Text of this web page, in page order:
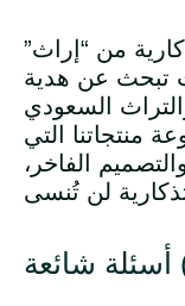
من “إراث”
تبحث عن هدية
السعودي
منتجاتنا التي
الفاخر،